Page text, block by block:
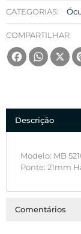
CATEGORIAS:
COMPARTILHAR
Facebook
X
Descrição
Modelo: MB
Ponte: 21mm
Comentários